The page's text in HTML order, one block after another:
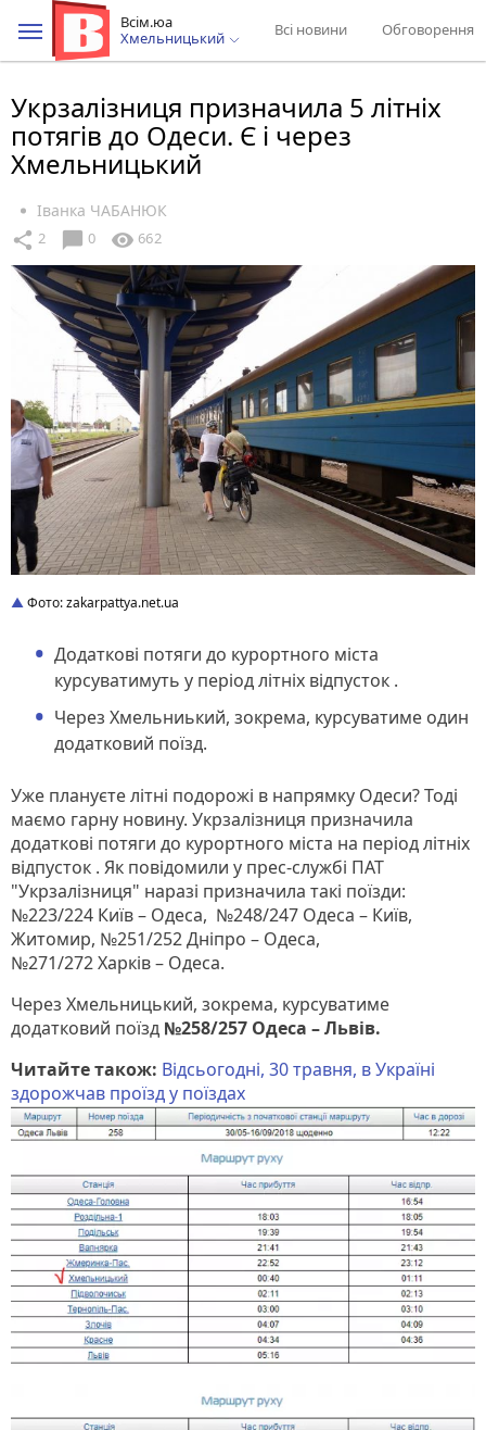
Всім.юа
Хмельницький
Всі новини Обговорення
Укрзалізниця призначила 5 літніх
потягів до Одеси. Є і через
Хмельницький
Іванка ЧАБАНЮК
share 2 chat_bubble 0 visibility 662
Фото: zakarpattya.net.ua
Додаткові потяги до курортного міста
курсуватимуть у період літніх відпусток .
Через Хмельниький, зокрема, курсуватиме один
додатковий поїзд.
Уже плануєте літні подорожі в напрямку Одеси? Тоді
маємо гарну новину. Укрзалізниця призначила
додаткові потяги до курортного міста на період літніх
відпусток . Як повідомили у прес-службі ПАТ
"Укрзалізниця" наразі призначила такі поїзди:
№223/224 Київ – Одеса, №248/247 Одеса – Київ,
Житомир, №251/252 Дніпро – Одеса,
№271/272 Харків – Одеса.
Через Хмельницький, зокрема, курсуватиме
додатковий поїзд №258/257 Одеса – Львів.
Читайте також: Відсьогодні, 30 травня, в Україні
здорожчав проїзд у поїздах